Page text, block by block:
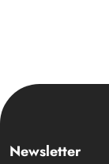
Newsletter